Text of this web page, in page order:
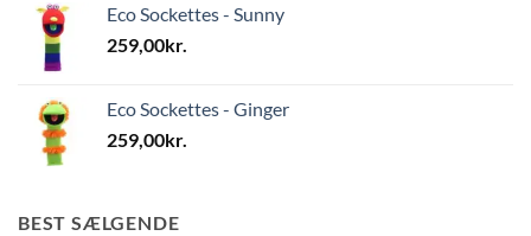
Eco Sockettes - Sunny
259,00kr.
Eco Sockettes - Ginger
259,00kr.
BEST SÆLGENDE